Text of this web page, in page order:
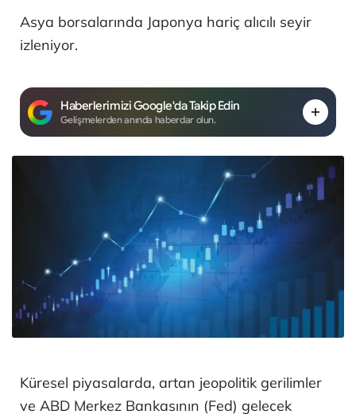
Asya borsalarında Japonya hariç alıcılı seyir
izleniyor.
Haberlerimizi Google'da Takip Edin
Gelişmelerden anında haberdar olun.
Küresel piyasalarda, artan jeopolitik gerilimler
ve ABD Merkez Bankasının (Fed) gelecek